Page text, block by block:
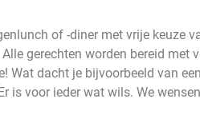
of -diner met vrije keuze
gerechten worden bereid met
Wat dacht je bijvoorbeeld van
is voor ieder wat wils. We